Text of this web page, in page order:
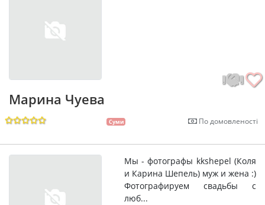
Марина Чуева
Суми По домовленості
Мы - фотографы kkshepel (Коля
и Карина Шепель) муж и жена :)
Фотографируем свадьбы с
люб...